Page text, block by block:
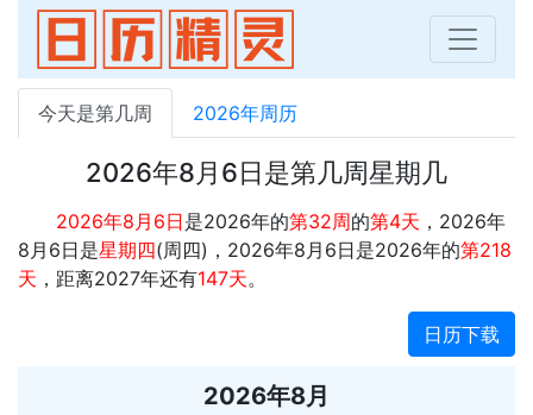
今天是第几周 2026年周历
2026年8月6日是第几周星期几
2026年8月6日是2026年的第32周的第4天 ，2026年
8月6日是星期四(周四)，2026年8月6日是2026年的第218
天 ，距离2027年还有147天。
日历下载
2026年8月